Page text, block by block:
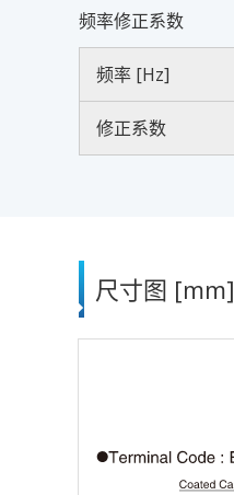
频率修正系数
频率 [Hz]
修正系数
尺寸图 [mm]